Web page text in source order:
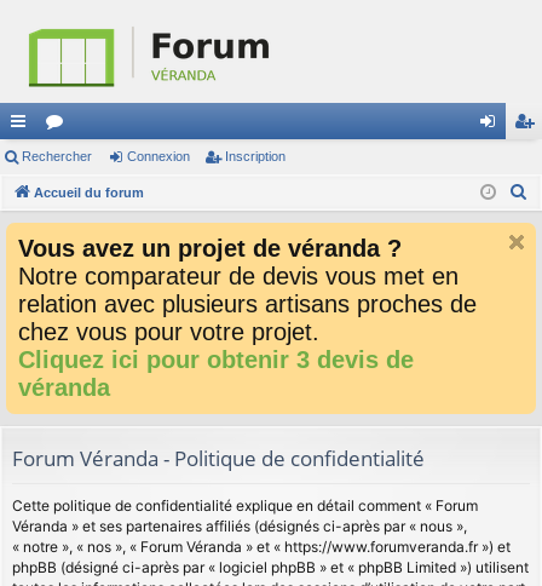
ac
co
ci
or
u
s
ne cri
Rechercher Connexion Inscription
Accueil du forum
r
Vous avez un projet de véranda ?
Notre comparateur de devis vous met en
relation avec plusieurs artisans proches de
chez vous pour votre projet.
Cliquez ici pour obtenir 3 devis de
véranda
Forum Véranda - Politique de confidentialité
Cette politique de confidentialité explique en détail comment « Forum
Véranda » et ses partenaires affiliés (désignés ci-après par « nous »,
« notre », « nos », « Forum Véranda » et « https://www.forumveranda.fr ») et
phpBB (désigné ci-après par « logiciel phpBB » et « phpBB Limited ») utilisent